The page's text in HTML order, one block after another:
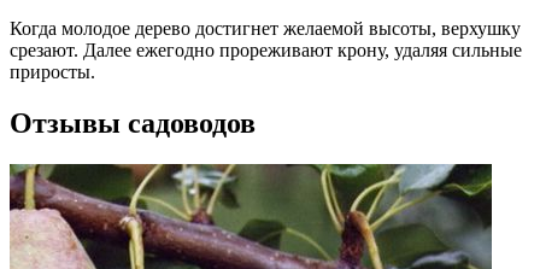
Когда молодое дерево достигнет желаемой высоты, верхушку
срезают. Далее ежегодно прореживают крону, удаляя сильные
приросты.
Отзывы садоводов